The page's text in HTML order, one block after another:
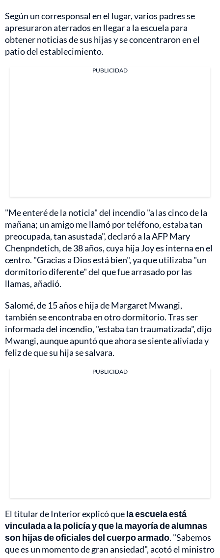
Según un corresponsal en el lugar, varios padres se
apresuraron aterrados en llegar a la escuela para
obtener noticias de sus hijas y se concentraron en el
patio del establecimiento.
PUBLICIDAD
"Me enteré de la noticia" del incendio "a las cinco de la
mañana; un amigo me llamó por teléfono, estaba tan
preocupada, tan asustada", declaró a la AFP Mary
Chenpndetich, de 38 años, cuya hija Joy es interna en el
centro. "Gracias a Dios está bien", ya que utilizaba "un
dormitorio diferente" del que fue arrasado por las
llamas, añadió.
Salomé, de 15 años e hija de Margaret Mwangi,
también se encontraba en otro dormitorio. Tras ser
informada del incendio, "estaba tan traumatizada", dijo
Mwangi, aunque apuntó que ahora se siente aliviada y
feliz de que su hija se salvara.
PUBLICIDAD
El titular de Interior explicó quela escuela está
vinculada a la policía y que la mayoría de alumnas
son hijas de oficiales del cuerpo armado. "Sabemos
que es un momento de gran ansiedad", acotó el ministro